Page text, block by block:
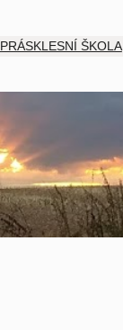
PRÁSKLESNÍ ŠKOLA